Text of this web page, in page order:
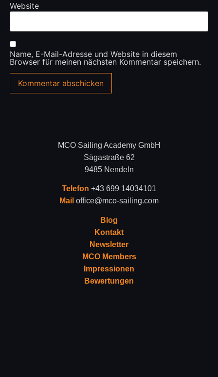
Website
Name, E-Mail-Adresse und Website in diesem
Browser für meinen nächsten Kommentar speichern.
MCO Sailing Academy GmbH
Sägastraße 62
9485 Nendeln
Telefon +43 699 14034101
Mail office@mco-sailing.com
Blog
Kontakt
Newsletter
MCO Members
Impressionen
Bewertungen